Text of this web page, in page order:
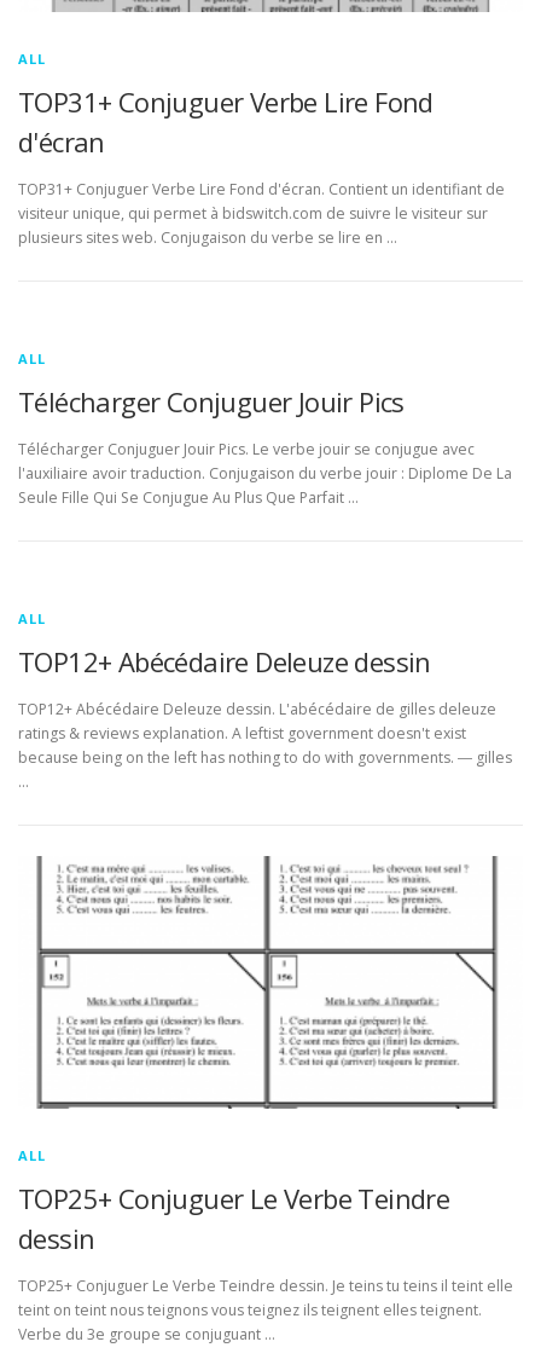
ALL
TOP31+ Conjuguer Verbe Lire Fond
d'écran
TOP31+ Conjuguer Verbe Lire Fond d'écran. Contient un identifiant de
visiteur unique, qui permet à bidswitch.com de suivre le visiteur sur
plusieurs sites web. Conjugaison du verbe se lire en …
ALL
Télécharger Conjuguer Jouir Pics
Télécharger Conjuguer Jouir Pics. Le verbe jouir se conjugue avec
l'auxiliaire avoir traduction. Conjugaison du verbe jouir : Diplome De La
Seule Fille Qui Se Conjugue Au Plus Que Parfait …
ALL
TOP12+ Abécédaire Deleuze dessin
TOP12+ Abécédaire Deleuze dessin. L'abécédaire de gilles deleuze
ratings & reviews explanation. A leftist government doesn't exist
because being on the left has nothing to do with governments. ― gilles
…
ALL
TOP25+ Conjuguer Le Verbe Teindre
dessin
TOP25+ Conjuguer Le Verbe Teindre dessin. Je teins tu teins il teint elle
teint on teint nous teignons vous teignez ils teignent elles teignent.
Verbe du 3e groupe se conjuguant …